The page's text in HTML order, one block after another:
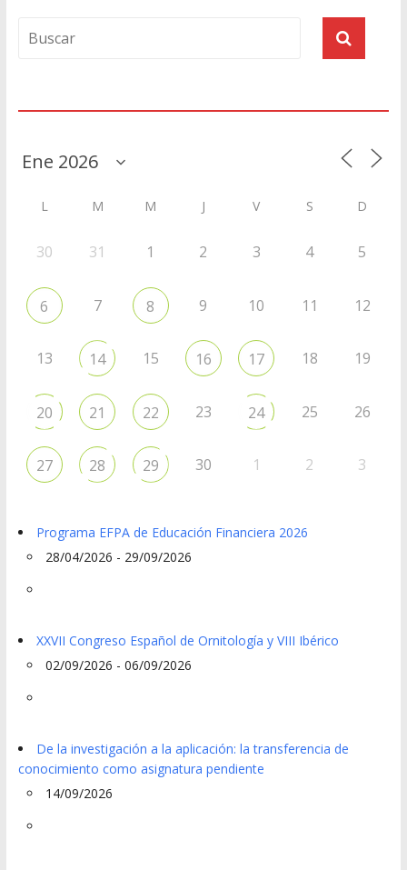
L M M J V S D
30 31 1 2 3 4 5
6 7 8 9 10 11 12
13 14 15 16 17 18 19
20 21 22 23 24 25 26
27 28 29 30 1 2 3
Programa EFPA de Educación Financiera 2026
28/04/2026 - 29/09/2026
XXVII Congreso Español de Ornitología y VIII Ibérico
02/09/2026 - 06/09/2026
De la investigación a la aplicación: la transferencia de
conocimiento como asignatura pendiente
14/09/2026